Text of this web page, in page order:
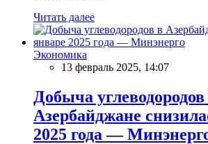
Читать далее
Экономика
13 февраль 2025, 14:07
Добыча углеводородов
Азербайджане
2025 года —